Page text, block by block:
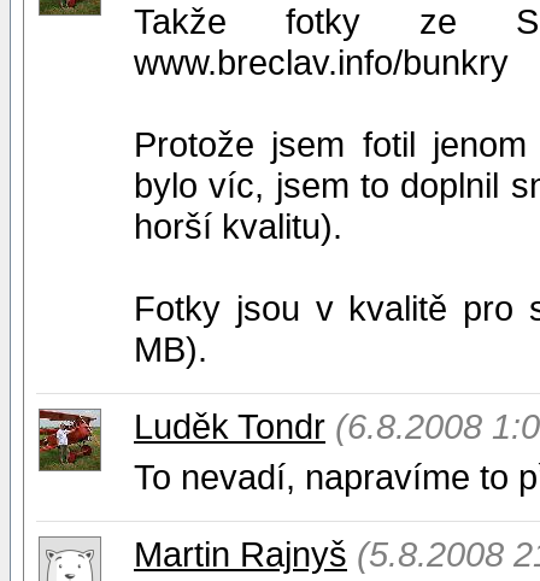
Takže fotky ze
www.breclav.info/bunkry
Protože jsem fotil
bylo víc, jsem to doplnil
horší kvalitu).
Fotky jsou v kvalitě pro
MB).
Luděk Tondr (6.8.2008
To nevadí, napravíme to
Martin Rajnyš (5.8.2008